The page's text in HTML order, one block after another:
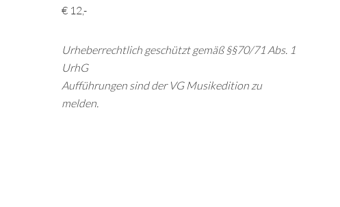
€ 12,-
Urheberrechtlich geschützt gemäß §§70/71 Abs. 1
UrhG
Aufführungen sind der VG Musikedition zu
melden.